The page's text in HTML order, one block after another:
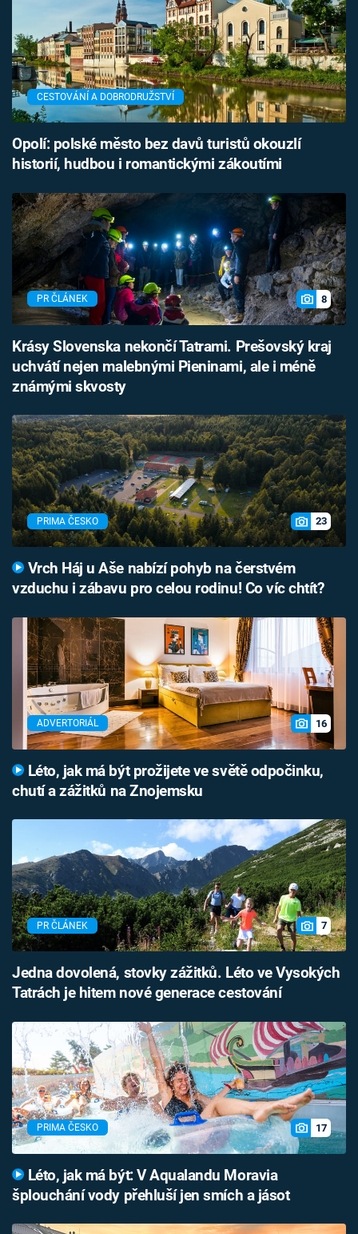
CESTOVÁNÍ A DOBRODRUŽSTVÍ
Opolí: polské město bez davů turistů okouzlí
historií, hudbou i romantickými zákoutími
PR ČLÁNEK 8
Krásy Slovenska nekončí Tatrami. Prešovský kraj
uchvátí nejen malebnými Pieninami, ale i méně
známými skvosty
PRIMA ČESKO 23
Vrch Háj u Aše nabízí pohyb na čerstvém
vzduchu i zábavu pro celou rodinu! Co víc chtít?
ADVERTORIÁL 16
Léto, jak má být prožijete ve světě odpočinku,
chutí a zážitků na Znojemsku
PR ČLÁNEK 7
Jedna dovolená, stovky zážitků. Léto ve Vysokých
Tatrách je hitem nové generace cestování
PRIMA ČESKO 17
Léto, jak má být: V Aqualandu Moravia
šplouchání vody přehluší jen smích a jásot